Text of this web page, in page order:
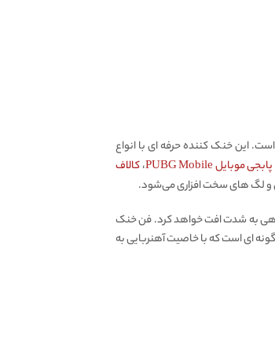
یک فن خنک کننده آهنربایی جدید از کمپانی محبوب رد مجیک Red Magic است. این خنک کننده حرفه ای با انواع
پابجی موبایل PUBG Mobile ،کالاف
و لگ های سخت افزاری می‌شود.
به شدت افت خواهد کرد. فن خنک
که با خاصیت آهنربایی به